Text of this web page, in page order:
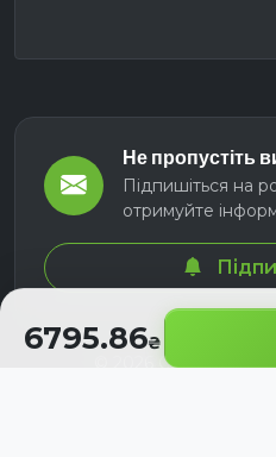
6795.86
Не пропустіть
Підпишіться на
отримуйте
© 2026 СЕЛМ АГРО.